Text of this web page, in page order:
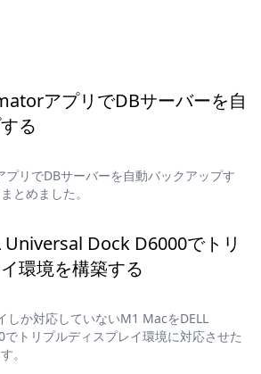
アプリでDBサーバーを自
る
リでDBサーバーを自動バックアップす
とめました。
Universal Dock D6000でトリ
環境を構築する
しか対応していないM1 MacをDELL
トリプルディスプレイ環境に対応させた
。